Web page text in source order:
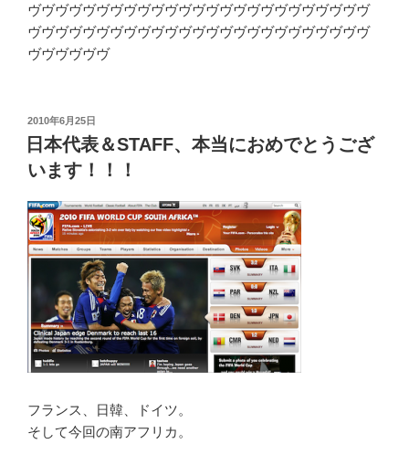
ヴヴヴヴヴヴヴヴヴヴヴヴヴヴヴヴヴヴヴヴヴヴヴヴヴ
ヴヴヴヴヴヴヴヴヴヴヴヴヴヴヴヴヴヴヴヴヴヴヴヴヴ
ヴヴヴヴヴヴ
投
稿
日:
2010年6月25日
日本代表＆STAFF、本当におめでとうござ
います！！！
フランス、日韓、ドイツ。
そして今回の南アフリカ。